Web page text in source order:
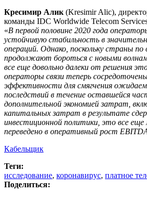
Кресимир Алик (Kresimir Alic),
команды IDC Worldwide Telecom
«В первой половине 2020 года
устойчивую стабильность в
операций. Однако, поскольку страны по
продолжают бороться с новыми
все еще довольно далеки от решения
операторы связи теперь
эффективности для смягчения
последствий в течение оставшейся
дополнительной экономией затрат,
капитальных затрат в результате
инвестиционной политики, это все
переведено в оперативный рост
Кабельщик
Теги:
исследование, коронавирус, платное
Поделиться: